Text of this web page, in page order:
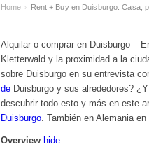
Home › Rent + Buy en Duisburgo: Casa,
Alquilar o comprar en Duisburgo –
Kletterwald y la proximidad a la
sobre Duisburgo en su entrevista
de Duisburgo y sus alrededores?
descubrir todo esto y más en este
Duisburgo. También en Alemania
Overview hide